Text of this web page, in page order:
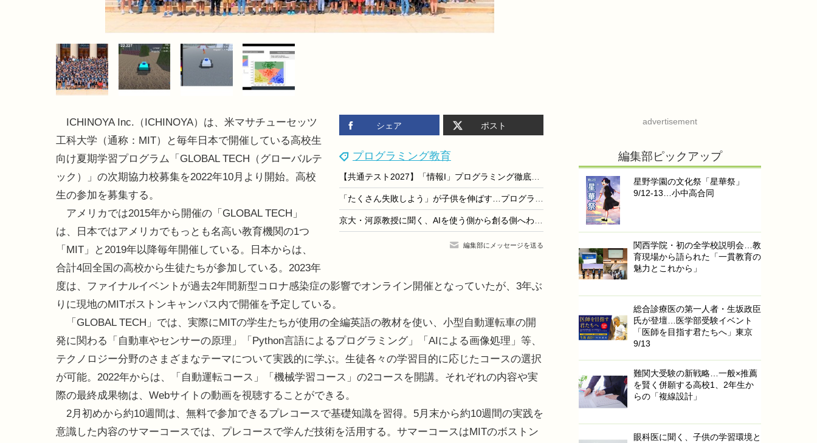
シェア ポスト
プログラミング教育
【共通テスト2027】「情報I」プログラミング徹底攻略…駿台が特別講義
「たくさん失敗しよう」が子供を伸ばす…プログラボW受賞、ベテラン講師3人が語る教室の魅力
京大・河原教授に聞く、AIを使う側から創る側へわが子を導くヒント…社会を動かすプログラミング
編集部にメッセージを送る
ICHINOYA Inc.（ICHINOYA）は、米マサチューセッツ
工科大学（通称：MIT）と毎年日本で開催している高校生
向け夏期学習プログラム「GLOBAL TECH（グローバルテ
ック）」の次期協力校募集を2022年10月より開始。高校
生の参加を募集する。
アメリカでは2015年から開催の「GLOBAL TECH」
は、日本ではアメリカでもっとも名高い教育機関の1つ
「MIT」と2019年以降毎年開催している。日本からは、
合計4回全国の高校から生徒たちが参加している。2023年
度は、ファイナルイベントが過去2年間新型コロナ感染症の影響でオンライン開催となっていたが、3年ぶ
りに現地のMITボストンキャンパス内で開催を予定している。
「GLOBAL TECH」では、実際にMITの学生たちが使用の全編英語の教材を使い、小型自動運転車の開
発に関わる「自動車やセンサーの原理」「Python言語によるプログラミング」「AIによる画像処理」等、
テクノロジー分野のさまざまなテーマについて実践的に学ぶ。生徒各々の学習目的に応じたコースの選択
が可能。2022年からは、「自動運転コース」「機械学習コース」の2コースを開講。それぞれの内容や実
際の最終成果物は、Webサイトの動画を視聴することができる。
2月初めから約10週間は、無料で参加できるプレコースで基礎知識を習得。5月末から約10週間の実践を
意識した内容のサマーコースでは、プレコースで学んだ技術を活用する。サマーコースはMITのボストン
advertisement
編集部ピックアップ
星野学園の文化祭「星華祭」
9/12-13…小中高合同
関西学院・初の全学校説明会…教
育現場から語られた「一貫教育の
魅力とこれから」
総合診療医の第一人者・生坂政臣
氏が登壇…医学部受験イベント
「医師を目指す君たちへ」東京
9/13
難関大受験の新戦略…一般×推薦
を賢く併願する高校1、2年生か
らの「複線設計」
眼科医に聞く、子供の学習環境と